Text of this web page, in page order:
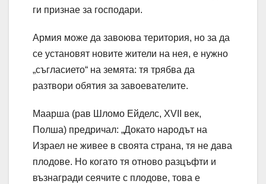
ги признае за господари.
Армия може да завоюва територия, но за да
се установят новите жители на нея, е нужно
„съгласието“ на земята: тя трябва да
разтвори обятия за завоевателите.
Маарша (рав Шломо Ейделс, XVII век,
Полша) предричал: „Докато народът на
Израел не живее в своята страна, тя не дава
плодове. Но когато тя отново разцъфти и
възнагради сеячите с плодове, това е